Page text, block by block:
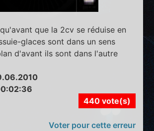
que la 2cv se réduise en
glaces sont dans un sens
d'avant ils sont dans l'autre
440 vote(s)
Voter pour cette erreur